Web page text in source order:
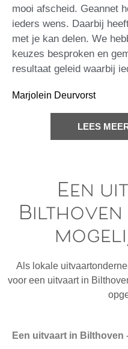
mooi afscheid. Geannet
ieders wens. Daarbij
met je kan delen. We
keuzes besproken en
resultaat geleid waarbij
Marjolein Deurvorst
LEES
Een
Bilthoven
Als lokale
voor een uitvaart in
Een uitvaart in Bilthoven